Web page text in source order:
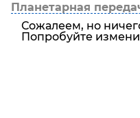
Планетарная
Сожалеем, но
Попробуйте